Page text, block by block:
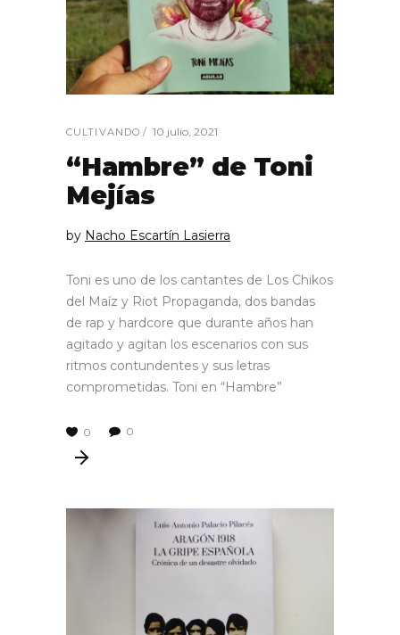
CULTIVANDO 10 julio, 2021
“Hambre” de Toni
Mejías
by Nacho Escartín Lasierra
Toni es uno de los cantantes de Los Chikos
del Maíz y Riot Propaganda, dos bandas
de rap y hardcore que durante años han
agitado y agitan los escenarios con sus
ritmos contundentes y sus letras
comprometidas. Toni en “Hambre”
0 0